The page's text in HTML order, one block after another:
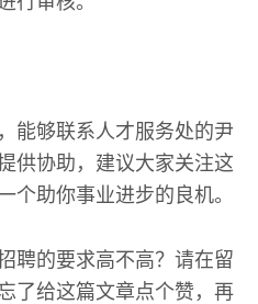
能够联系人才服务处的尹
供协助，建议大家关注这
个助你事业进步的良机。
聘的要求高不高？请在留
了给这篇文章点个赞，再